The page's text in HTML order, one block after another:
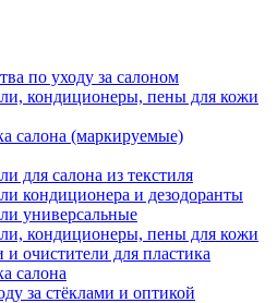
по уходу за салоном
кондиционеры, пены для кожи
салона (маркируемые)
для салона из текстиля
кондиционера и дезодоранты
универсальные
кондиционеры, пены для кожи
очистители для пластика
салона
за стёклами и оптикой